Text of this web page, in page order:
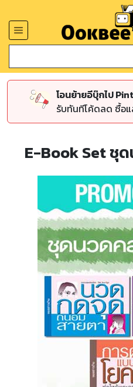
โอนย้ายอีบุ๊กไป
รับทันทีโค้ดลด ซื้อแ
E-Book Set ชุ